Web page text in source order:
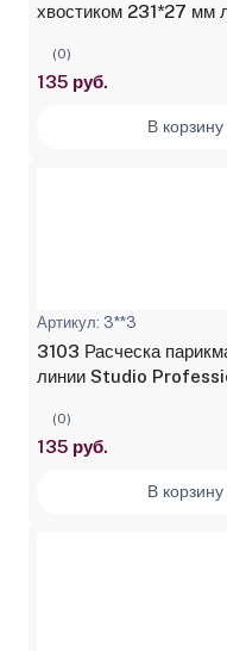
хвостиком 231*27
(0)
135 руб.
В корзину
Артикул: 3**3
3103 Расческа
линии Studio
(0)
135 руб.
В корзину